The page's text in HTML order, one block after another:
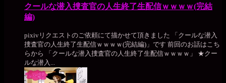
クールな潜入捜査官の人生終了生配信ｗｗｗｗ(完結
編)
pixivリクエストのご依頼にて描かせて頂きました 「クールな潜入
捜査官の人生終了生配信ｗｗｗｗ(完結編)」です 前回のお話はこち
らから 「クールな潜入捜査官の人生終了生配信ｗｗｗｗ」 ★クー
ルな潜入...